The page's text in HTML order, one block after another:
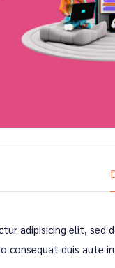
adipisicing elit, sed
consequat duis aute